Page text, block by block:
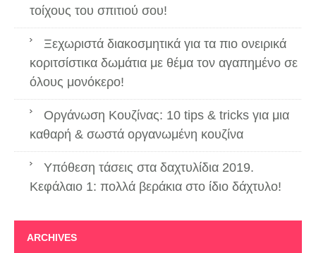
τοίχους του σπιτιού σου!
Ξεχωριστά διακοσμητικά για τα πιο ονειρικά
κοριτσίστικα δωμάτια με θέμα τον αγαπημένο σε
όλους μονόκερο!
Οργάνωση Κουζίνας: 10 tips & tricks για μια
καθαρή & σωστά οργανωμένη κουζίνα
Υπόθεση τάσεις στα δαχτυλίδια 2019.
Κεφάλαιο 1: πολλά βεράκια στο ίδιο δάχτυλο!
ARCHIVES